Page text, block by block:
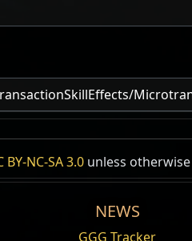
BY-NC-SA 3.0 unless
NEWS
GGG Tracker